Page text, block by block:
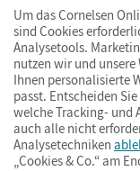
Um das Cornelsen
sind Cookies
Analysetools.
nutzen wir und
Ihnen personalisierte
passt. Entscheiden
welche Tracking- und
auch alle nicht
Analysetechniken
„Cookies & Co.“ am